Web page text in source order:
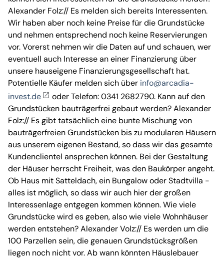
Alexander Folz:// Es melden sich bereits Interessenten.
Wir haben aber noch keine Preise für die Grundstücke
und nehmen entsprechend noch keine Reservierungen
vor. Vorerst nehmen wir die Daten auf und schauen, wer
eventuell auch Interesse an einer Finanzierung über
unsere hauseigene Finanzierungsgesellschaft hat.
Potentielle Käufer melden sich über info@arcadia-
invest.de
oder Telefon: 0341 2682790. Kann auf den
Grundstücken bauträgerfrei gebaut werden? Alexander
Folz:// Es gibt tatsächlich eine bunte Mischung von
bauträgerfreien Grundstücken bis zu modularen Häusern
aus unserem eigenen Bestand, so dass wir das gesamte
Kundenclientel ansprechen können. Bei der Gestaltung
der Häuser herrscht Freiheit, was den Baukörper angeht.
Ob Haus mit Satteldach, ein Bungalow oder Stadtvilla -
alles ist möglich, so dass wir auch hier der großen
Interessenlage entgegen kommen können. Wie viele
Grundstücke wird es geben, also wie viele Wohnhäuser
werden entstehen? Alexander Volz:// Es werden um die
100 Parzellen sein, die genauen Grundstücksgrößen
liegen noch nicht vor. Ab wann könnten Häuslebauer